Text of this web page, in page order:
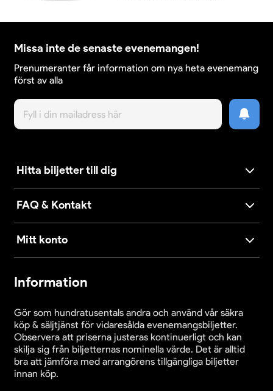
Missa inte de senaste evenemangen!
Prenumeranter får information om nya heta evenemang
först av alla
Hitta biljetter till dig
FAQ & Kontakt
Mitt konto
Information
Gör som hundratusentals andra och använd vår säkra
köp & säljtjänst för vidaresålda evenemangsbiljetter.
Observera att priserna justeras kontinuerligt och kan
skilja sig från biljetternas nominella värde. Det är alltid
bra att jämföra med arrangörens tillgängliga biljetter
innan köp.